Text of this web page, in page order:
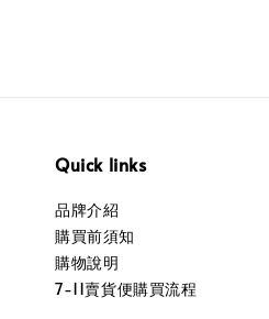
Quick links
品牌介紹
購買前須知
購物說明
7-11賣貨便購買流程